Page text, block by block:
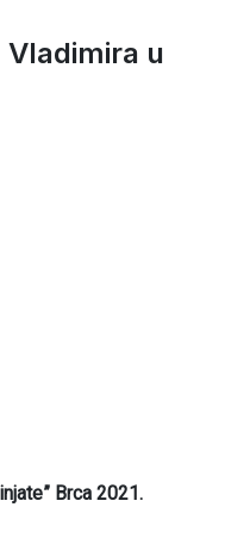
Vladimira u
Brca 2021.